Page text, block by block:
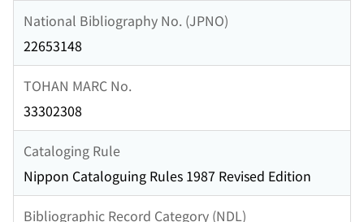
National Bibliography No. (JPNO)
22653148
TOHAN MARC No.
33302308
Cataloging Rule
Nippon Cataloguing Rules 1987 Revised Edition
Bibliographic Record Category (NDL)